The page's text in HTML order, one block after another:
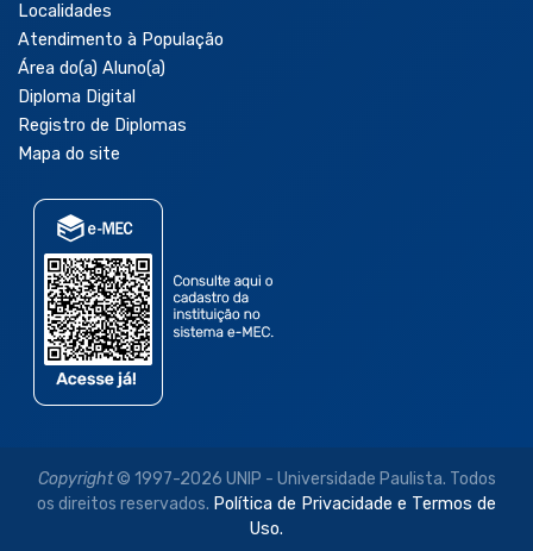
Localidades
Atendimento à População
Área do(a) Aluno(a)
Diploma Digital
Registro de Diplomas
Mapa do site
Copyright© 1997-2026 UNIP - Universidade Paulista. Todos
os direitos reservados. Política de Privacidade e Termos de
Uso.